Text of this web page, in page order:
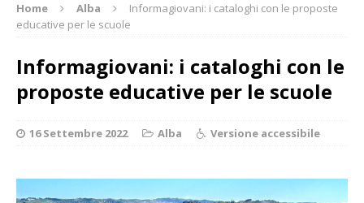
Home Alba
Informagiovani: i cataloghi con le proposte
educative per le scuole
Informagiovani: i cataloghi con le
proposte educative per le scuole
16 Settembre 2022 Alba Versione accessibile